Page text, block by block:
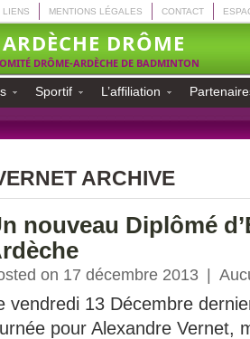
LIENS MENTIONS LÉGALES CONTACT
DRÔME
DRÔME-ARDÈCHE DE BADMINTON
Sportif L’affiliation
ARCHIVE
nouveau Diplômé
on 17 décembre 2013
vendredi 13 Décembre
pour Alexandre Vernet,